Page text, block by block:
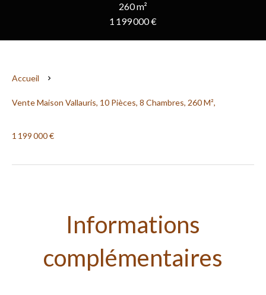
260 m²
1 199 000 €
Accueil
Vente Maison Vallauris, 10 Pièces, 8 Chambres, 260 M²,
1 199 000 €
Informations
complémentaires